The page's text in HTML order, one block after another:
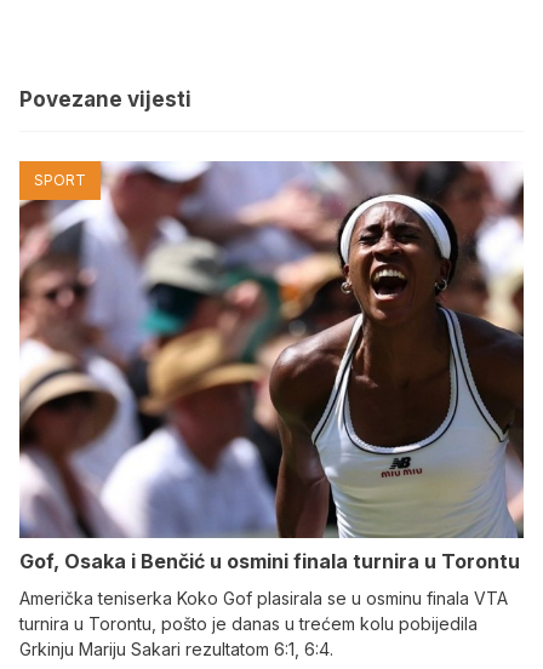
Povezane vijesti
SPORT
Gof, Osaka i Benčić u osmini finala turnira u Torontu
Američka teniserka Koko Gof plasirala se u osminu finala VTA
turnira u Torontu, pošto je danas u trećem kolu pobijedila
Grkinju Mariju Sakari rezultatom 6:1, 6:4.